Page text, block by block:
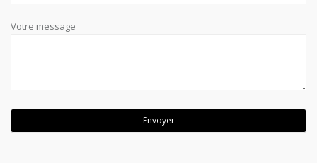
Votre message